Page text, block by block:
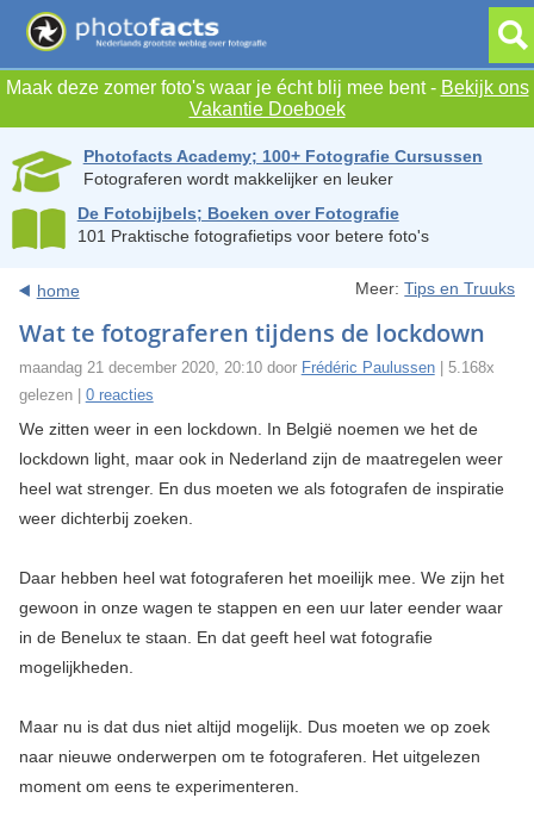
Maak deze zomer foto's waar je écht blij mee bent - Bekijk ons
Vakantie Doeboek
Photofacts Academy; 100+ Fotografie Cursussen
Fotograferen wordt makkelijker en leuker
De Fotobijbels; Boeken over Fotografie
101 Praktische fotografietips voor betere foto's
home Meer:Tips en Truuks
Wat te fotograferen tijdens de lockdown
maandag 21 december 2020, 20:10 door Frédéric Paulussen| 5.168x
gelezen | 0 reacties
We zitten weer in een lockdown. In België noemen we het de
lockdown light, maar ook in Nederland zijn de maatregelen weer
heel wat strenger. En dus moeten we als fotografen de inspiratie
weer dichterbij zoeken.
Daar hebben heel wat fotograferen het moeilijk mee. We zijn het
gewoon in onze wagen te stappen en een uur later eender waar
in de Benelux te staan. En dat geeft heel wat fotografie
mogelijkheden.
Maar nu is dat dus niet altijd mogelijk. Dus moeten we op zoek
naar nieuwe onderwerpen om te fotograferen. Het uitgelezen
moment om eens te experimenteren.